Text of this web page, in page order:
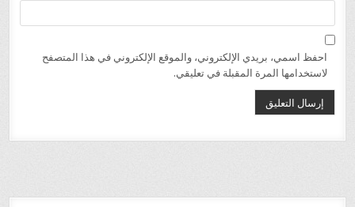
احفظ اسمي، بريدي الإلكتروني، والموقع الإلكتروني في هذا المتصفح
لاستخدامها المرة المقبلة في تعليقي.